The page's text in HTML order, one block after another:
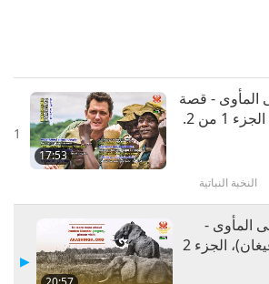
1
17:53
المأوى - قصة
1 من 2.
النخبة النباتية
المأوى -
قصة داميان ماندر (فيغان)، الجزء 2